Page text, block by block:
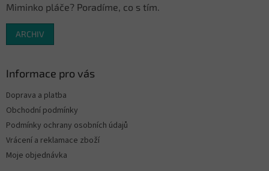
Miminko pláče? Poradíme, co s tím.
ARCHIV
Informace pro vás
Doprava a platba
Obchodní podmínky
Podmínky ochrany osobních údajů
Vrácení a reklamace zboží
Moje objednávka